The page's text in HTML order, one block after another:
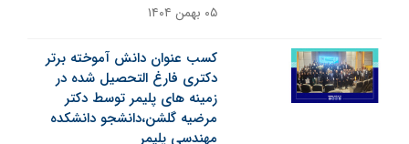
۰۵ بهمن ۱۴۰۴
کسب عنوان دانش آموخته برتر
دکتری فارغ التحصیل شده در
زمینه های پلیمر توسط دکتر
مرضیه گلشن،دانشجو دانشکده
مهندسی پلیمر